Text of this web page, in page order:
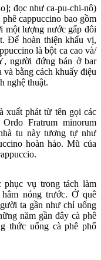
đọc như ca-pu-chi-nô)
cappuccino bao gồm
một lượng nước gấp đôi
Để hoàn thiện khẩu vị,
là bột ca cao và/
người đứng bán ở bar
bằng cách khuấy điệu
nghệ thuật.
xuất phát từ tên gọi các
Fratrum minorum
tu này tương tự như
hoàn hảo. Mũ của
phục vụ trong tách làm
nóng trước. Ở quê
ta gần như chỉ uống
năm gần đây cà phê
thức uống cà phê phổ